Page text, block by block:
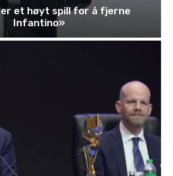
et høyt spill for å fjerne
Infantino»